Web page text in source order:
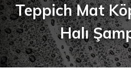
Teppich Mat
Halı